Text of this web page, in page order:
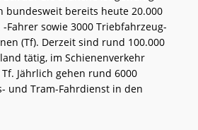
bundesweit bereits heute 20.000
Fahrer sowie 3000 Triebfahrzeug-
(Tf). Derzeit sind rund 100.000
tätig, im Schienenverkehr
Jährlich gehen rund 6000
und Tram-Fahrdienst in den